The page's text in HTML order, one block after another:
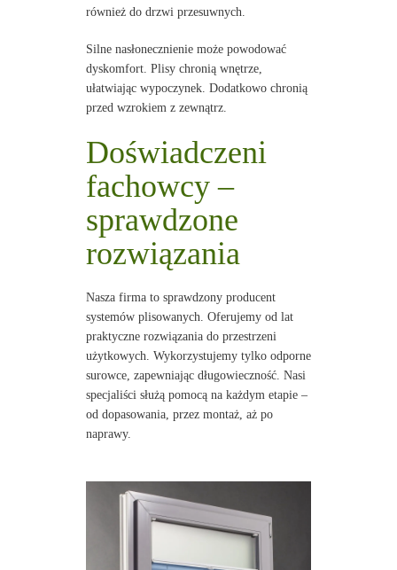
również do drzwi przesuwnych.
Silne nasłonecznienie może powodować
dyskomfort. Plisy chronią wnętrze,
ułatwiając wypoczynek. Dodatkowo chronią
przed wzrokiem z zewnątrz.
Doświadczeni
fachowcy –
sprawdzone
rozwiązania
Nasza firma to sprawdzony producent
systemów plisowanych. Oferujemy od lat
praktyczne rozwiązania do przestrzeni
użytkowych. Wykorzystujemy tylko odporne
surowce, zapewniając długowieczność. Nasi
specjaliści służą pomocą na każdym etapie –
od dopasowania, przez montaż, aż po
naprawy.